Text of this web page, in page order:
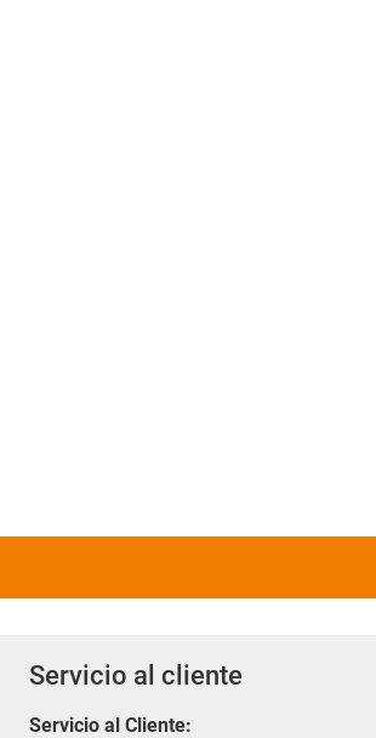
Servicio al cliente
Servicio al Cliente: